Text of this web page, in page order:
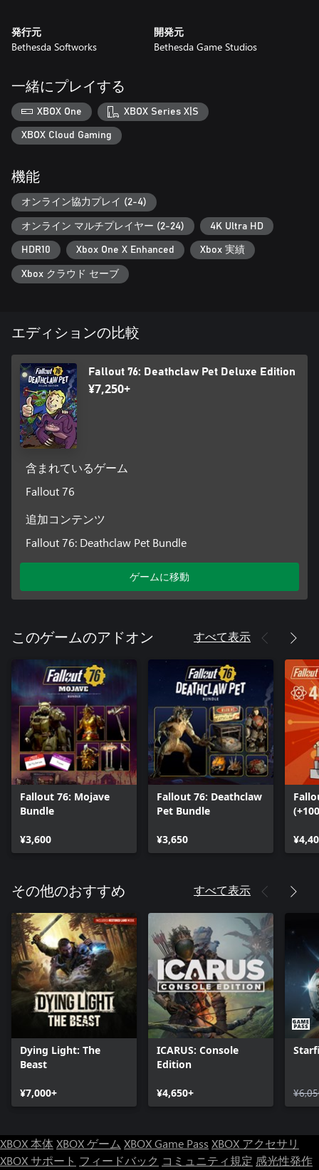
発行元
Bethesda Softworks
開発元
Bethesda Game Studios
一緒にプレイする
XBOX One XBOX Series X|S
XBOX Cloud Gaming
機能
オンライン協力プレイ (2-4)
オンライン マルチプレイヤー (2-24) 4K Ultra HD
HDR10 Xbox One X Enhanced Xbox 実績
Xbox クラウド セーブ
エディションの比較
Fallout 76: Deathclaw Pet Deluxe Edition
¥7,250+
含まれているゲーム
Fallout 76
追加コンテンツ
Fallout 76: Deathclaw Pet Bundle
ゲームに移動
このゲームのアドオン すべて表示
Fallout 76: Mojave
Bundle
¥3,600
Fallout 76: Deathclaw
Pet Bundle
¥3,650
その他のおすすめ すべて表示
Dying Light: The
Beast
¥7,000+
ICARUS: Console
Edition
¥4,650+
XBOX 本体XBOX ゲーム XBOX Game Pass XBOX アクセサリ
XBOX サポート フィードバック コミュニティ規定 感光性発作